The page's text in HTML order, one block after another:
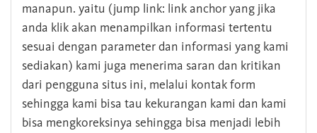
manapun. yaitu (jump link: link anchor yang jika
anda klik akan menampilkan informasi tertentu
sesuai dengan parameter dan informasi yang kami
sediakan) kami juga menerima saran dan kritikan
dari pengguna situs ini, melalui kontak form
sehingga kami bisa tau kekurangan kami dan kami
bisa mengkoreksinya sehingga bisa menjadi lebih